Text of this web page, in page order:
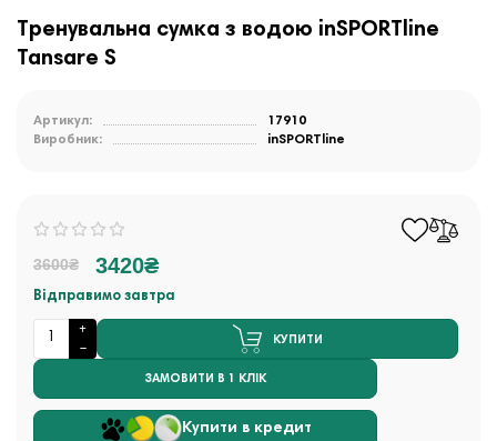
Тренувальна сумка з водою inSPORTline
Tansare S
Артикул:
17910
Виробник:
inSPORTline
3600₴ 3420₴
Відправимо завтра
КУПИТИ
ЗАМОВИТИ В 1 КЛІК
Купити в кредит